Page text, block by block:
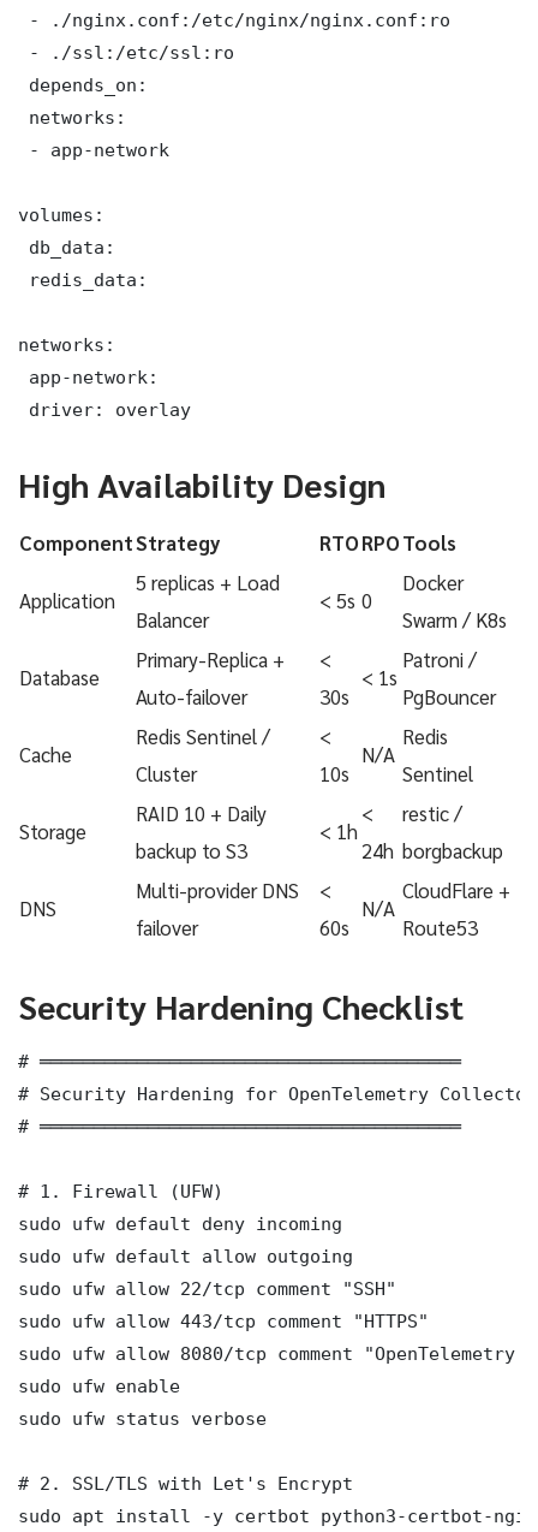
- ./nginx.conf:/etc/nginx/nginx.conf:ro
- ./ssl:/etc/ssl:ro
depends_on:
networks:
- app-network
volumes:
db_data:
redis_data:
networks:
app-network:
driver: overlay
High Availability Design
ComponentStrategy RTORPOTools
Application
5 replicas + Load
Balancer
< 5s 0
Docker
Swarm / K8s
Database
Primary-Replica +
Auto-failover
<
30s
< 1s
Patroni /
PgBouncer
Cache
Redis Sentinel /
Cluster
<
10s
N/A
Redis
Sentinel
Storage
RAID 10 + Daily
backup to S3
< 1h
<
24h
restic /
borgbackup
DNS
Multi-provider DNS
failover
<
60s
N/A
CloudFlare +
Route53
Security Hardening Checklist
# ═══════════════════════════════════════
# Security Hardening for OpenTelemetry Collector
# ═══════════════════════════════════════
# 1. Firewall (UFW)
sudo ufw default deny incoming
sudo ufw default allow outgoing
sudo ufw allow 22/tcp comment "SSH"
sudo ufw allow 443/tcp comment "HTTPS"
sudo ufw allow 8080/tcp comment
sudo ufw enable
sudo ufw status verbose
# 2. SSL/TLS with Let's Encrypt
sudo apt install -y certbot python3-certbot-